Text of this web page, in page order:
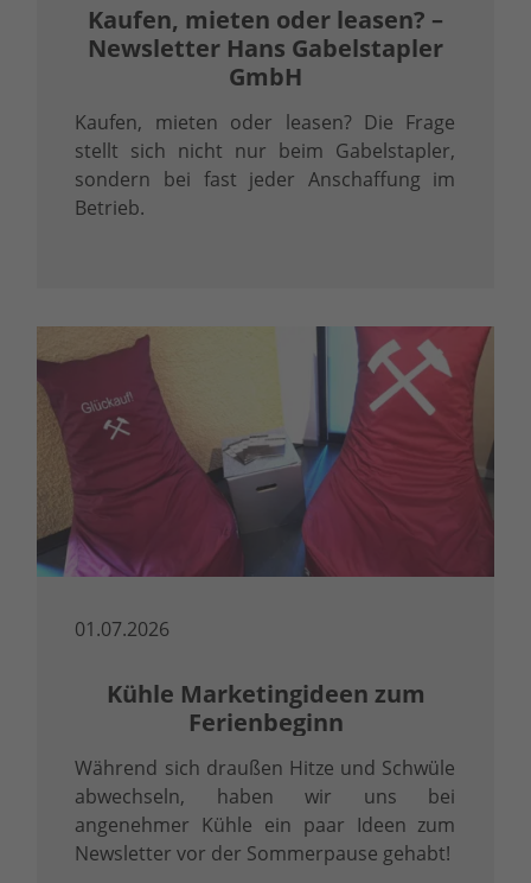
Kaufen, mieten oder leasen? –
Newsletter Hans Gabelstapler
GmbH
Kaufen, mieten oder leasen? Die Frage
stellt sich nicht nur beim Gabelstapler,
sondern bei fast jeder Anschaffung im
Betrieb.
01.07.2026
Kühle Marketingideen zum
Ferienbeginn
Während sich draußen Hitze und Schwüle
abwechseln, haben wir uns bei
angenehmer Kühle ein paar Ideen zum
Newsletter vor der Sommerpause gehabt!